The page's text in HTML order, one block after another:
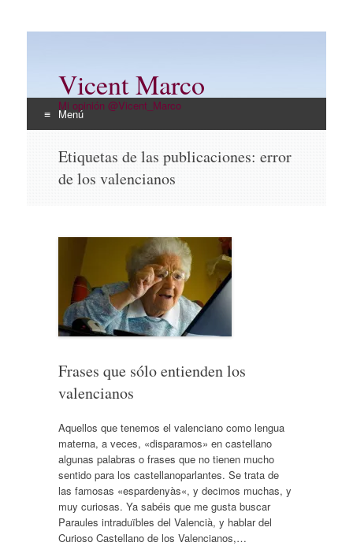
Vicent Marco
Mi opinión @Vicent_Marco
Menú
contenido
Etiquetas de las publicaciones: error
de los valencianos
Frases que sólo entienden los
valencianos
Aquellos que tenemos el valenciano como lengua
materna, a veces, «disparamos» en castellano
algunas palabras o frases que no tienen mucho
sentido para los castellanoparlantes. Se trata de
las famosas «espardenyàs«, y decimos muchas, y
muy curiosas. Ya sabéis que me gusta buscar
Paraules intraduïbles del Valencià, y hablar del
Curioso Castellano de los Valencianos,…